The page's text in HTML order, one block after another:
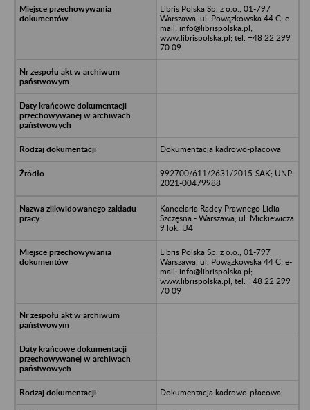
Libris Polska Sp. z o.o., 01-797
Warszawa, ul. Powązkowska 44 C; e-
mail: info@librispolska.pl;
www.librispolska.pl; tel. +48 22 299
70 09
Dokumentacja kadrowo-płacowa
992700/611/2631/2015-SAK; UNP:
2021-00479988
Kancelaria Radcy Prawnego Lidia
Szczęsna - Warszawa, ul. Mickiewicza
9 lok. U4
Libris Polska Sp. z o.o., 01-797
Warszawa, ul. Powązkowska 44 C; e-
mail: info@librispolska.pl;
www.librispolska.pl; tel. +48 22 299
70 09
Dokumentacja kadrowo-płacowa